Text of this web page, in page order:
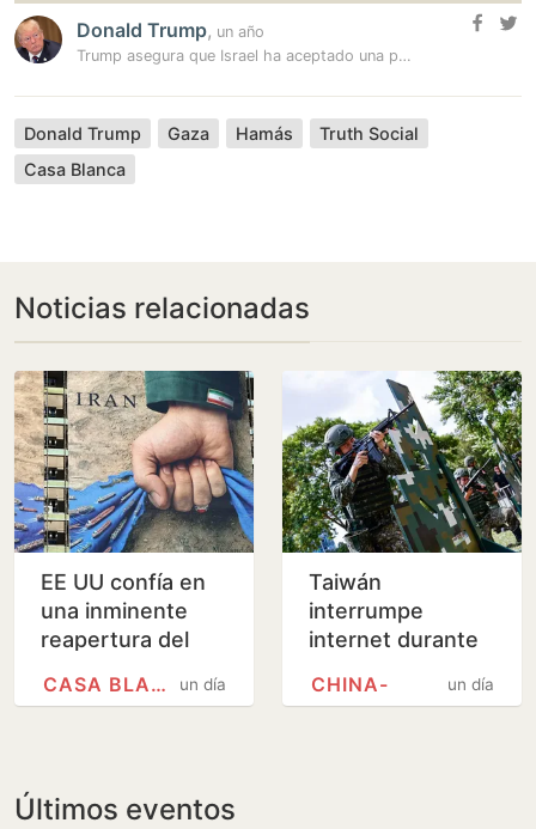
Donald Trump, un año
Trump asegura que Israel ha aceptado una propuesta de alto el fuego de…
Donald Trump Gaza Hamás
Truth Social
Casa Blanca
Noticias relacionadas
EE UU confía en
una inminente
reapertura del
Ormuz
un día
CASA BLANCA
Taiwán
interrumpe
internet durante
militares
un día
CHINA-
Últimos eventos